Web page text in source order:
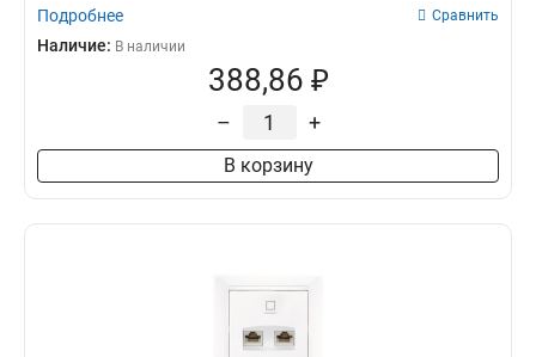
Подробнее Сравнить
Наличие: В наличии
388,86 ₽
– +
В корзину